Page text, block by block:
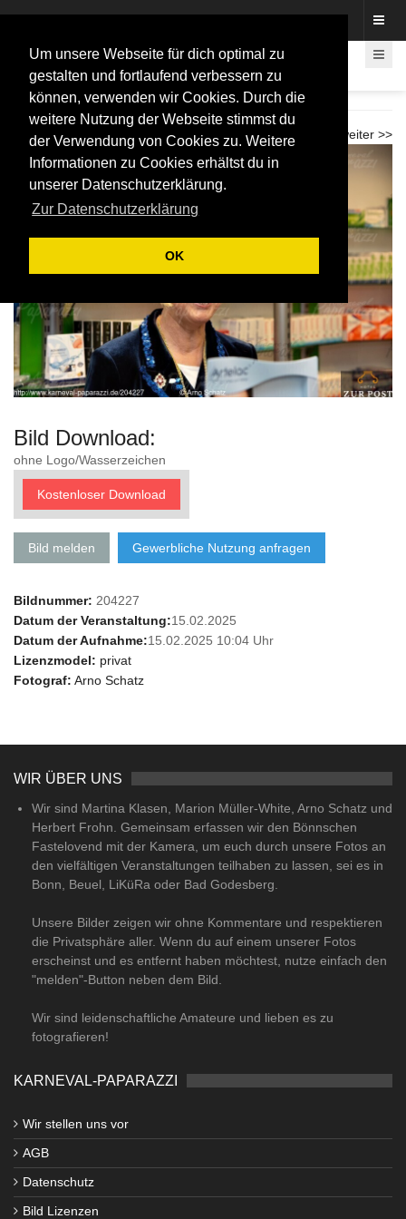
Um unsere Webseite für dich optimal zu
gestalten und fortlaufend verbessern zu
können, verwenden wir Cookies. Durch die
weitere Nutzung der Webseite stimmst du
der Verwendung von Cookies zu. Weitere
Informationen zu Cookies erhältst du in
unserer Datenschutzerklärung.
Zur Datenschutzerklärung
OK
Shoppingtour Lea I. 2025
weiter >>
<< zurück
Bild Download:
ohne Logo/Wasserzeichen
Kostenloser Download
Bild melden Gewerbliche Nutzung anfragen
Bildnummer: 204227
Datum der Veranstaltung:15.02.2025
Datum der Aufnahme:15.02.2025 10:04 Uhr
Lizenzmodel: privat
Fotograf: Arno Schatz
WIR ÜBER UNS
Wir sind Martina Klasen, Marion Müller-White, Arno Schatz und
Herbert Frohn. Gemeinsam erfassen wir den Bönnschen
Fastelovend mit der Kamera, um euch durch unsere Fotos an
den vielfältigen Veranstaltungen teilhaben zu lassen, sei es in
Bonn, Beuel, LiKüRa oder Bad Godesberg.
Unsere Bilder zeigen wir ohne Kommentare und respektieren
die Privatsphäre aller. Wenn du auf einem unserer Fotos
erscheinst und es entfernt haben möchtest, nutze einfach den
"melden"-Button neben dem Bild.
Wir sind leidenschaftliche Amateure und lieben es zu
fotografieren!
KARNEVAL-PAPARAZZI
Wir stellen uns vor
AGB
Datenschutz
Bild Lizenzen